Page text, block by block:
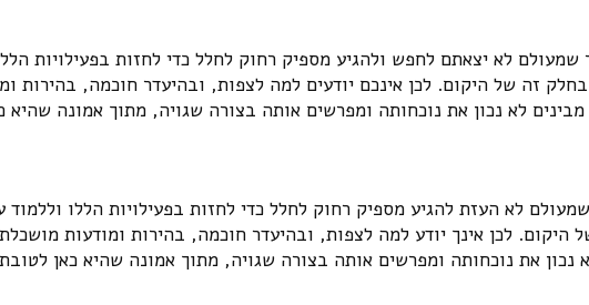
לא יצאתם לחפש ולהגיע מספיק רחוק לחלל כדי לחזות בפעילויות
זה של היקום. לכן אינכם יודעים למה לצפות, ובהיעדר חוכמה, בהירות
לא נכון את נוכחותה ומפרשים אותה בצורה שגויה, מתוך אמונה שהיא
לא העזת להגיע מספיק רחוק לחלל כדי לחזות בפעילויות הללו וללמוד
היקום. לכן אינך יודע למה לצפות, ובהיעדר חוכמה, בהירות ומודעות
נכון את נוכחותה ומפרשים אותה בצורה שגויה, מתוך אמונה שהיא כאן לטובת